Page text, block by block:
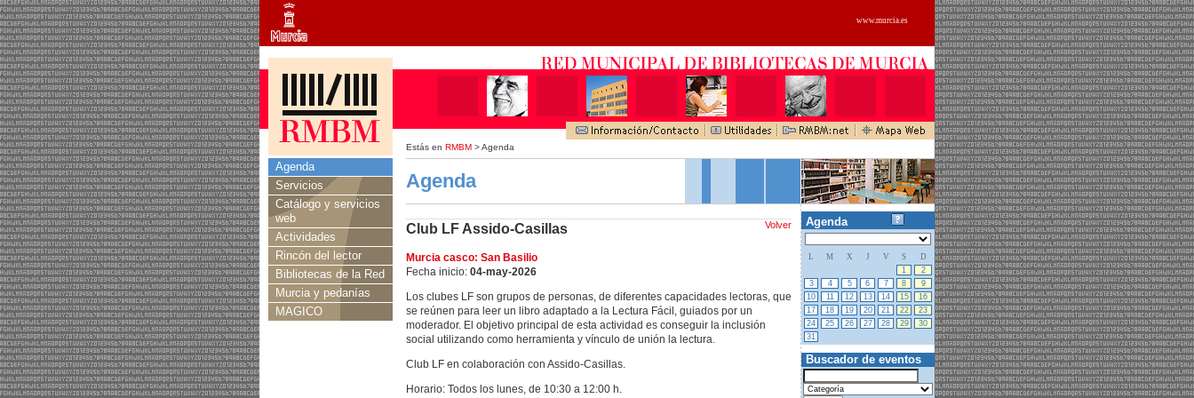
www.murcia.es
Estás en RMBM > Agenda
Agenda
Servicios
Catálogo y servicios
web
Actividades
Rincón del lector
Bibliotecas de la Red
Murcia y pedanías
MAGICO
Agenda
Volver
Club LF Assido-Casillas
Murcia casco: San Basilio
Fecha inicio: 04-may-2026
Los clubes LF son grupos de personas, de diferentes capacidades lectoras, que
se reúnen para leer un libro adaptado a la Lectura Fácil, guiados por un
moderador. El objetivo principal de esta actividad es conseguir la inclusión
social utilizando como herramienta y vínculo de unión la lectura.
Club LF en colaboración con Assido-Casillas.
Horario: Todos los lunes, de 10:30 a 12:00 h.
Agenda
L M X J V S
D
1
2
3
4 5 6 7 8
9
10
11 12 13 14 15
16
17
18 19 20 21 22
23
24
25 26 27 28 29
30
31
Buscador de eventos